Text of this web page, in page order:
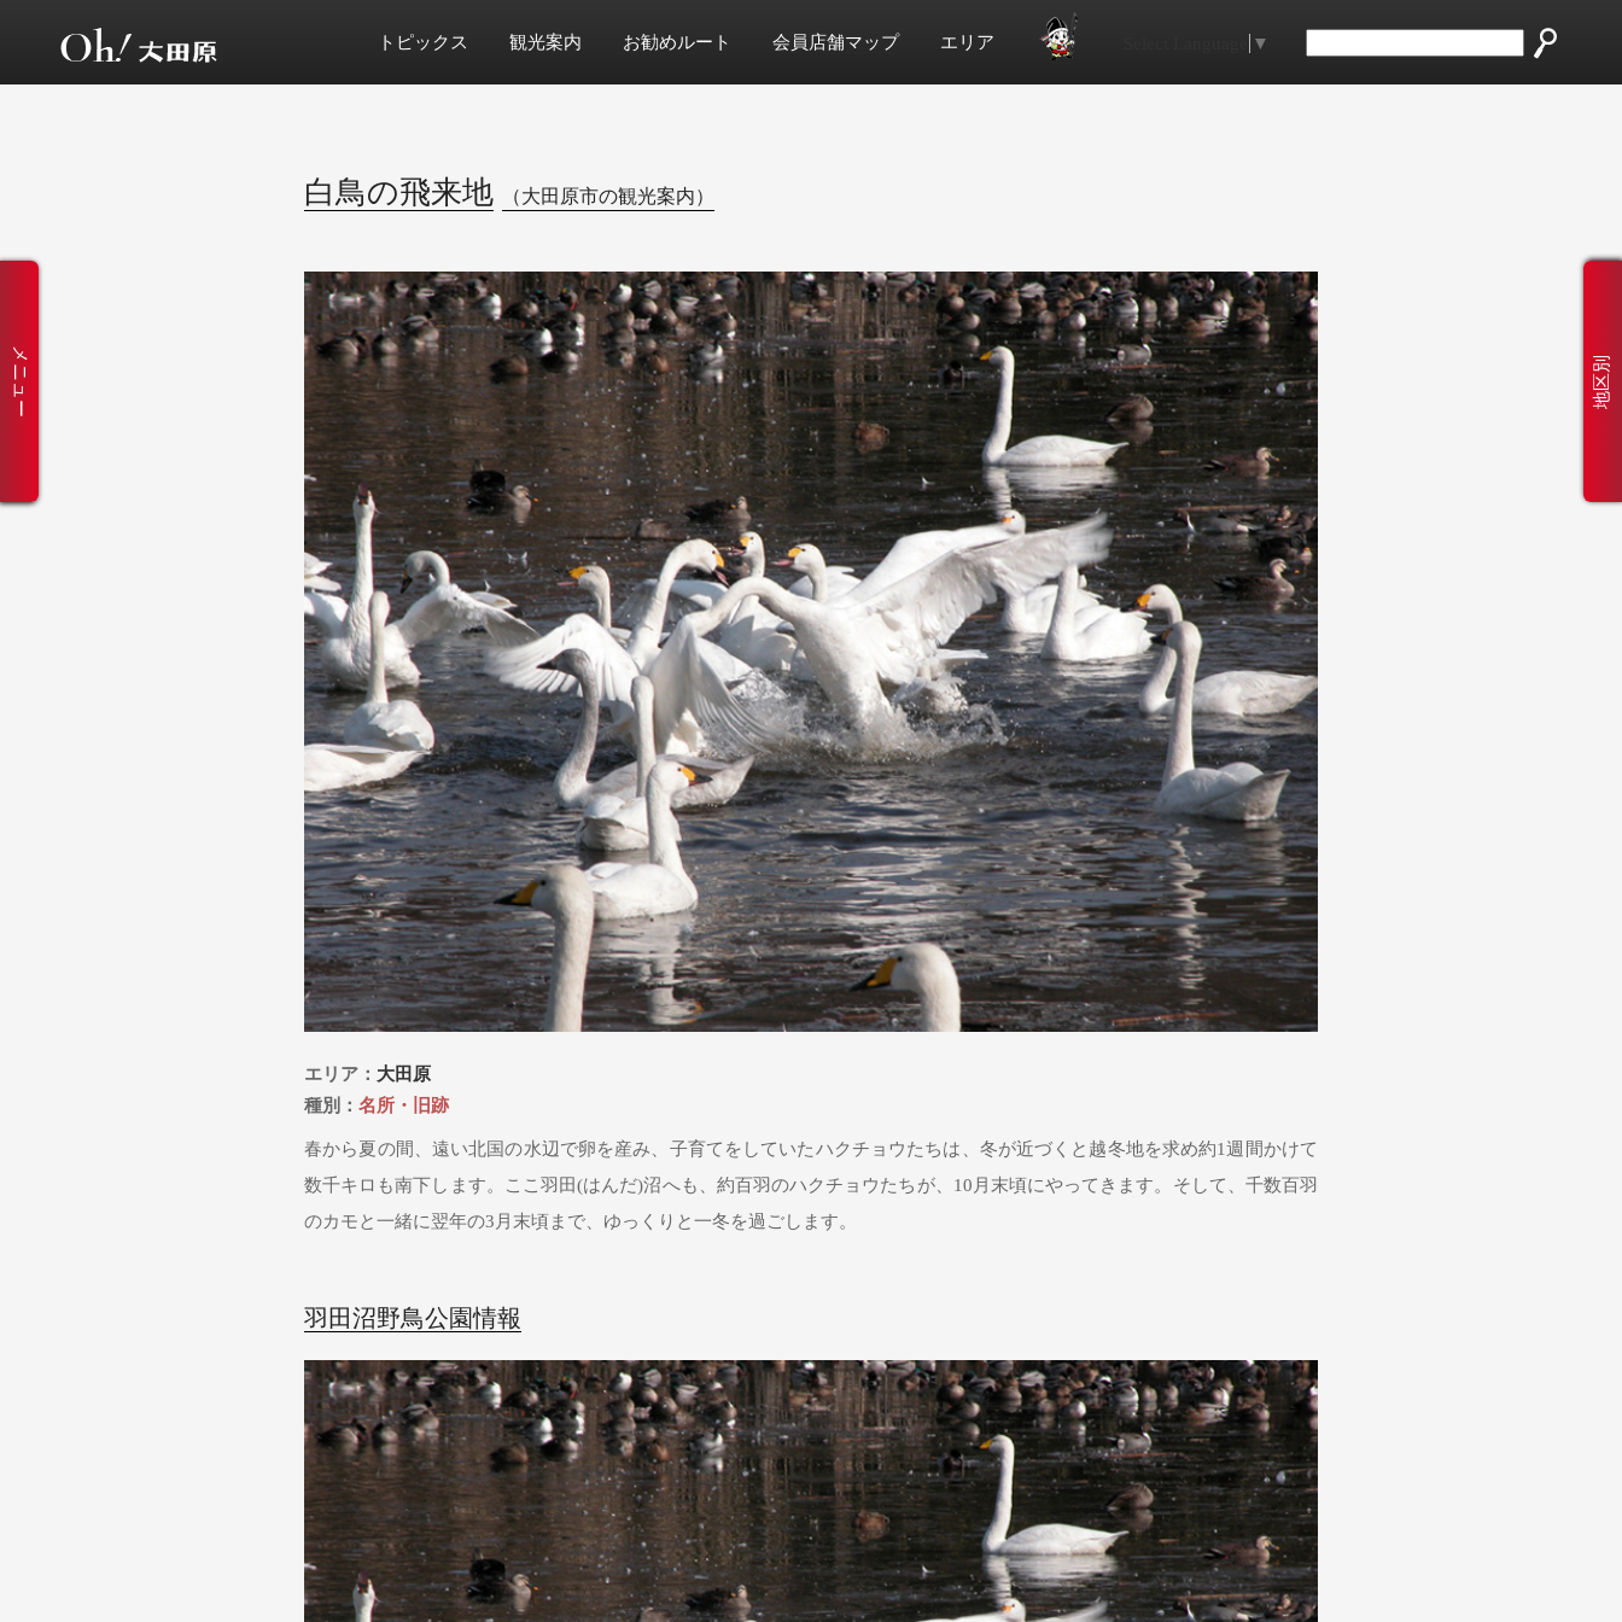
トピックス 観光案内 お勧めルート 会員店舗マップ エリア ▼
メニュー 地区別
白鳥の飛来地 （大田原市の観光案内）
エリア： 大田原
種別： 名所・旧跡
春から夏の間、遠い北国の水辺で卵を産み、子育てをしていたハクチョウたちは、冬が近づくと越冬地を求め約1週間かけて
数千キロも南下します。ここ羽田(はんだ)沼へも、約百羽のハクチョウたちが、10月末頃にやってきます。そして、千数百羽
のカモと一緒に翌年の3月末頃まで、ゆっくりと一冬を過ごします。
羽田沼野鳥公園情報